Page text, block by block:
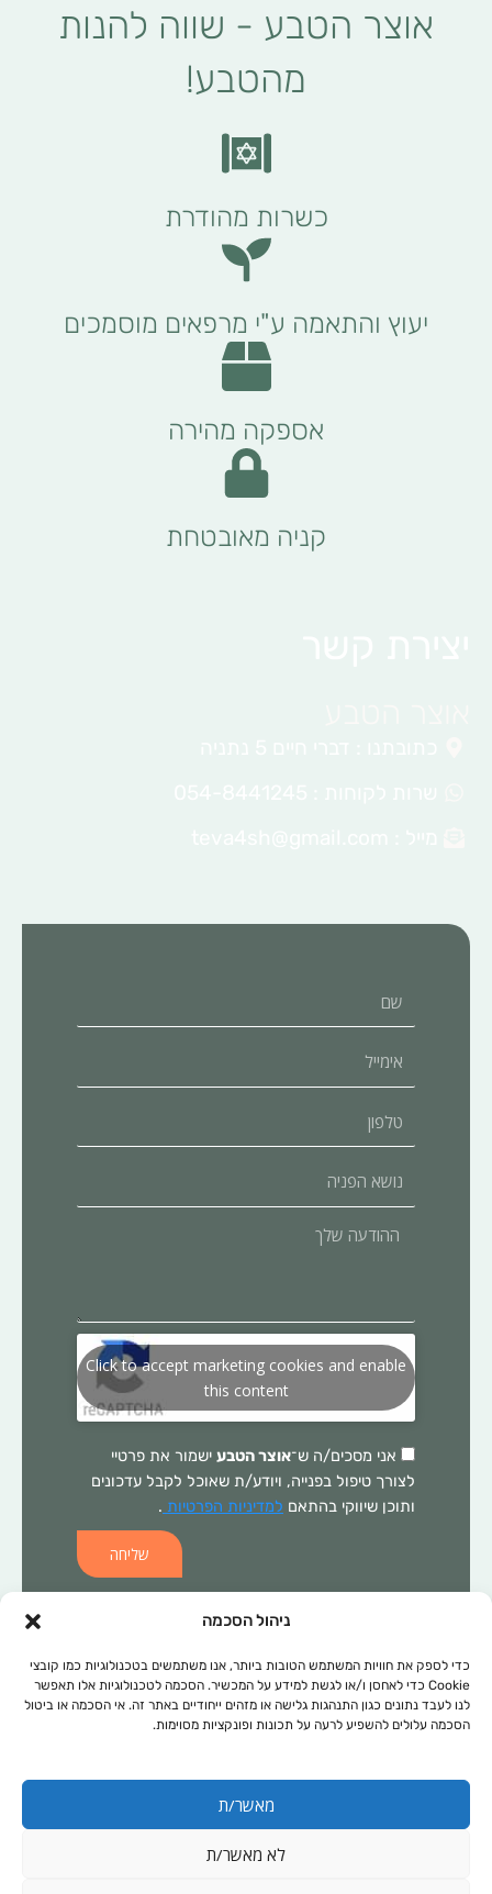
ניהול הסכמה
כדי לספק את חוויות המשתמש הטובות ביותר, אנו משתמשים בטכנולוגיות כמו קובצי
Cookie כדי לאחסן ו/או לגשת למידע על המכשיר. הסכמה לטכנולוגיות אלו תאפשר
לנו לעבד נתונים כגון התנהגות גלישה או מזהים ייחודיים באתר זה. אי הסכמה או ביטול
הסכמה עלולים להשפיע לרעה על תכונות ופונקציות מסוימות.
מאשר/ת
לא מאשר/ת
אוצר הטבע - שווה להנות
מהטבע!
כשרות מהודרת
יעוץ והתאמה ע"י מרפאים מוסמכים
אספקה מהירה
קניה מאובטחת
הפניה
ההודעה
Click to accept marketing cookies and enable
this content
אני מסכים/ה ש־אוצר הטבע ישמור את פרטיי
לצורך טיפול בפנייה, ויודע/ת שאוכל לקבל עדכונים
ותוכן שיווקי בהתאם למדיניות הפרטיות .
שליחה
המידע הכלול באתר זה, אינו מהווה התוויה רפואית ו/או תחליף לכל טיפול
תרופתי ו/או אחר. בכל מקרה של בעיה רפואית יש לפנות לרופא המטפל.
המידע המופיע באתר זה מופנה לנשים ולגברים כאחד. אין להעתיק, לשכפל
תקנון אתר מפת אתר
נגישות